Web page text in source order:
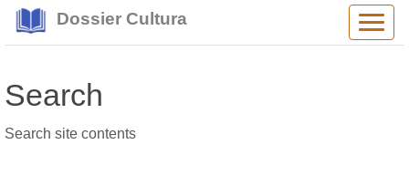
Dossier Cultura
Search
Search site contents